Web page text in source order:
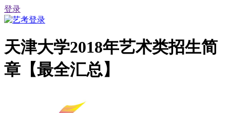
登录
天津大学2018年艺术类招生简
章【最全汇总】